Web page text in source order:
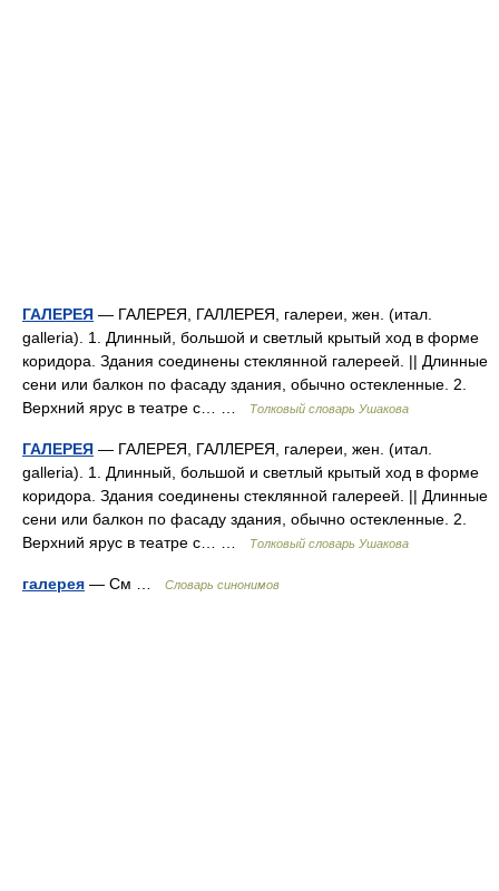
ГАЛЕРЕЯ — ГАЛЕРЕЯ, ГАЛЛЕРЕЯ, галереи, жен. (итал.
galleria). 1. Длинный, большой и светлый крытый ход в форме
коридора. Здания соединены стеклянной галереей. || Длинные
сени или балкон по фасаду здания, обычно остекленные. 2.
Верхний ярус в театре с… …
Толковый словарь Ушакова
ГАЛЕРЕЯ — ГАЛЕРЕЯ, ГАЛЛЕРЕЯ, галереи, жен. (итал.
galleria). 1. Длинный, большой и светлый крытый ход в форме
коридора. Здания соединены стеклянной галереей. || Длинные
сени или балкон по фасаду здания, обычно остекленные. 2.
Верхний ярус в театре с… …
Толковый словарь Ушакова
галерея — См … Словарь синонимов